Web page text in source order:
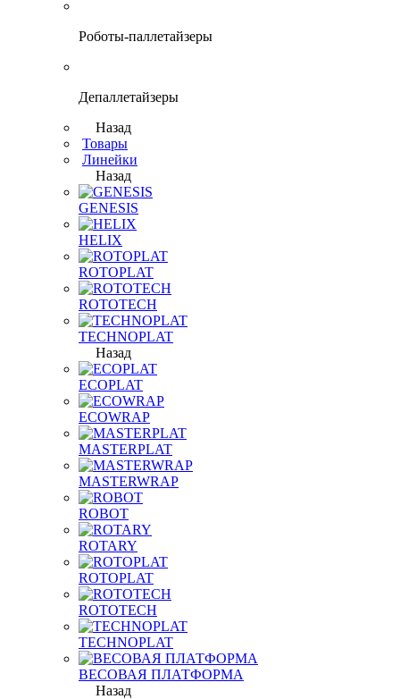
Роботы-паллетайзеры
Депаллетайзеры
Назад
Товары
Линейки
Назад
GENESIS
HELIX
ROTOPLAT
ROTOTECH
TECHNOPLAT
Назад
ECOPLAT
ECOWRAP
MASTERPLAT
MASTERWRAP
ROBOT
ROTARY
ROTOPLAT
ROTOTECH
TECHNOPLAT
ВЕСОВАЯ ПЛАТФОРМА
Назад